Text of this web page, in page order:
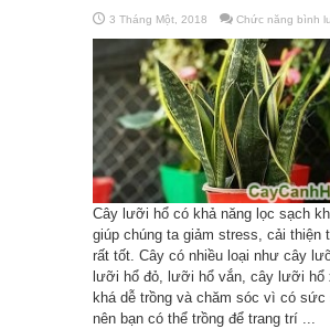
3 Tháng Một, 2018 Chức năng bình
Cây lưỡi hổ có khả năng lọc sạch
giúp chúng ta giảm stress, cải thiện
rất tốt. Cây có nhiều loại như cây
lưỡi hổ đỏ, lưỡi hổ vắn, cây lưỡi hổ
khá dễ trồng và chăm sóc vì có sức
nên bạn có thể trồng để trang trí ...